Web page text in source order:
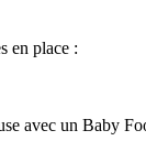
en place :
avec un Baby